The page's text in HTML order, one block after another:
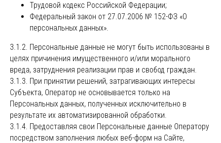
Трудовой кодекс Российской Федерации;
Федеральный закон от 27.07.2006 № 152-ФЗ «О
персональных данных».
3.1.2. Персональные данные не могут быть использованы в
целях причинения имущественного и/или морального
вреда, затруднения реализации прав и свобод граждан.
3.1.3. При принятии решений, затрагивающих интересы
Субъекта, Оператор не основывается только на
Персональных данных, полученных исключительно в
результате их автоматизированной обработки.
3.1.4. Предоставляя свои Персональные данные Оператору
посредством заполнения любых веб-форм на Сайте,